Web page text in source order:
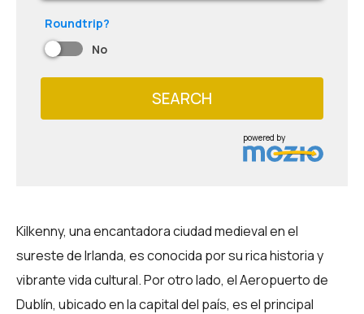
Roundtrip?
No
SEARCH
powered by
Kilkenny, una encantadora ciudad medieval en el
sureste de Irlanda, es conocida por su rica historia y
vibrante vida cultural. Por otro lado, el Aeropuerto de
Dublín, ubicado en la capital del país, es el principal